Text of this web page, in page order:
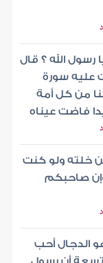
الله ؟ قال
عليه سورة
من كل أمة
فاضت عيناه
خلته ولو كنت
وإن صاحبكم
الدجال أحب